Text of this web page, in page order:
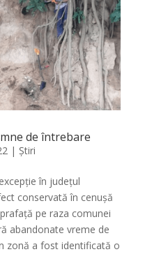
de întrebare
| Știri
în județul
conservată în cenușă
pe raza comunei
abandonate vreme de
zonă a fost identificată o